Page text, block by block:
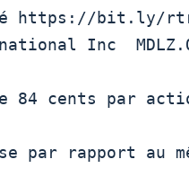
https://bit.ly/
84 cents par
par rapport au